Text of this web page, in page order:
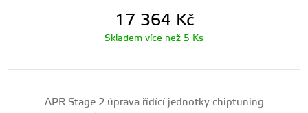
17 364 Kč
Skladem více než 5 Ks
APR Stage 2 úprava řídící jednotky chiptuning